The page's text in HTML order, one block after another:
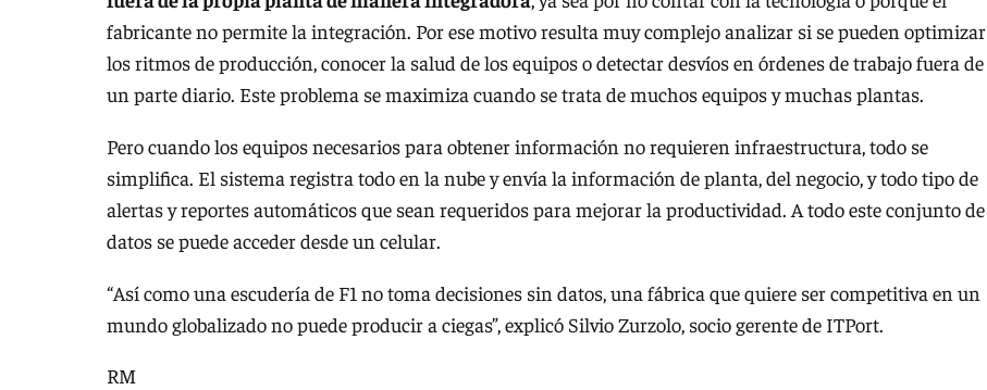
fabricante no permite la integración. Por ese motivo resulta muy complejo analizar si se pueden optimizar
los ritmos de producción, conocer la salud de los equipos o detectar desvíos en órdenes de trabajo fuera de
un parte diario. Este problema se maximiza cuando se trata de muchos equipos y muchas plantas.
Pero cuando los equipos necesarios para obtener información no requieren infraestructura, todo se
simplifica. El sistema registra todo en la nube y envía la información de planta, del negocio, y todo tipo de
alertas y reportes automáticos que sean requeridos para mejorar la productividad. A todo este conjunto de
datos se puede acceder desde un celular.
“Así como una escudería de F1 no toma decisiones sin datos, una fábrica que quiere ser competitiva en un
mundo globalizado no puede producir a ciegas”, explicó Silvio Zurzolo, socio gerente de ITPort.
RM